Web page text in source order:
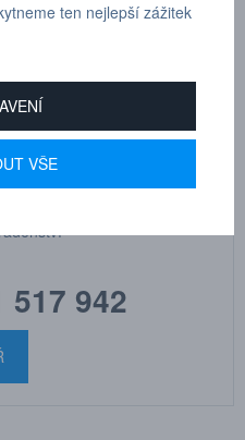
517 942
ten nejlepší zážitek
VŠE